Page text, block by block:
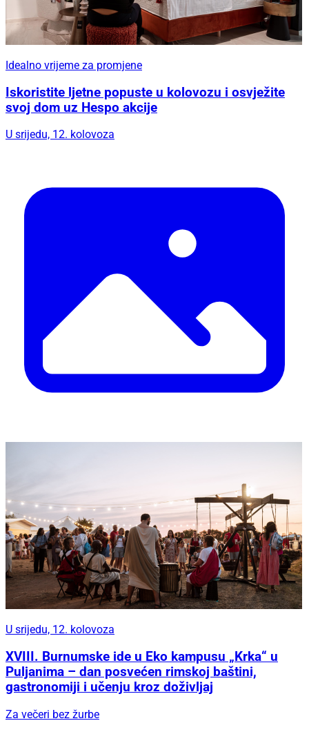
Idealno vrijeme za promjene
Iskoristite ljetne popuste u kolovozu i osvježite
svoj dom uz Hespo akcije
U srijedu, 12. kolovoza
U srijedu, 12. kolovoza
XVIII. Burnumske ide u Eko kampusu „Krka“ u
Puljanima – dan posvećen rimskoj baštini,
gastronomiji i učenju kroz doživljaj
Za večeri bez žurbe